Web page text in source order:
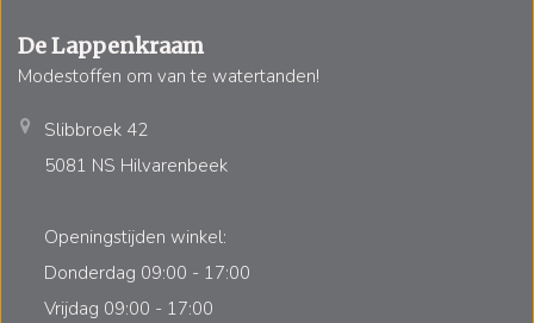
De Lappenkraam
Modestoffen om van te watertanden!
Slibbroek 42
5081 NS Hilvarenbeek
Openingstijden winkel:
Donderdag 09:00 - 17:00
Vrijdag 09:00 - 17:00